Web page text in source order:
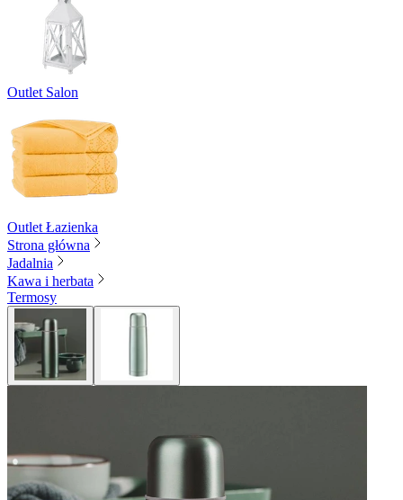
Outlet Salon
Outlet Łazienka
Strona główna
Jadalnia
Kawa i herbata
Termosy